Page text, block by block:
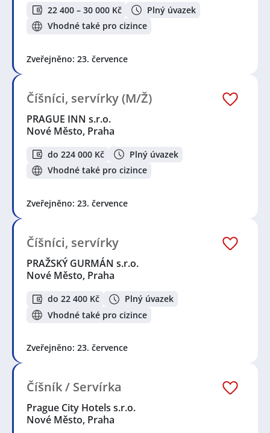
22 400 – 30 000 Kč
Plný úvazek
Vhodné také pro cizince
Zveřejněno: 23. července
Číšníci, servírky (M/Ž)
PRAGUE INN s.r.o.
Nové Město, Praha
do 224 000 Kč
Plný úvazek
Vhodné také pro cizince
Zveřejněno: 23. července
Číšníci, servírky
PRAŽSKÝ GURMÁN s.r.o.
Nové Město, Praha
do 22 400 Kč
Plný úvazek
Vhodné také pro cizince
Zveřejněno: 23. července
Číšník / Servírka
Prague City Hotels s.r.o.
Nové Město, Praha